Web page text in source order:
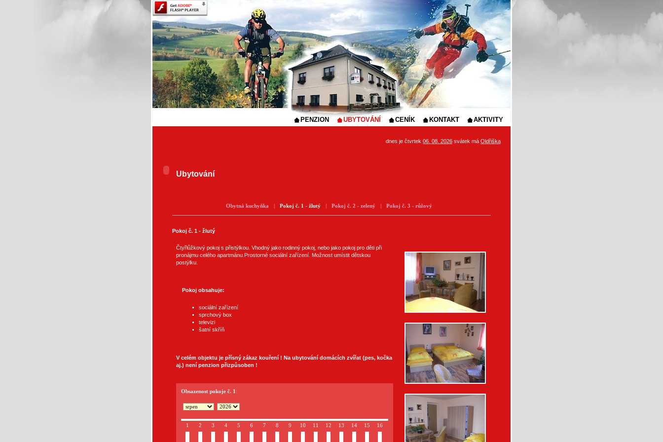
PENZION UBYTOVÁNÍ CENÍK KONTAKT AKTIVITY
dnes je čtvrtek 06. 08. 2026 svátek má Oldřiška
Ubytování
Obytná kuchyňka Pokoj č. 1 - žlutý Pokoj č. 2 - zelený Pokoj č. 3 - růžový
Pokoj č. 1 - žlutý
Čtyřlůžkový pokoj s přistýlkou. Vhodný jako rodinný pokoj, nebo jako pokoj pro děti při
pronájmu celého apartmánu.Prostorné sociální zařízení. Možnost umístit dětskou
postýlku.
Pokoj obsahuje:
sociální zařízení
sprchový box
televizi
šatní skříň
V celém objektu je přísný zákaz kouření ! Na ubytování domácích zvířat (pes, kočka
aj.) není penzion přizpůsoben !
Obsazenost pokoje č. 1 :
1 2 3 4 5 6 7 8 9 10 11 12 13 14 15 16